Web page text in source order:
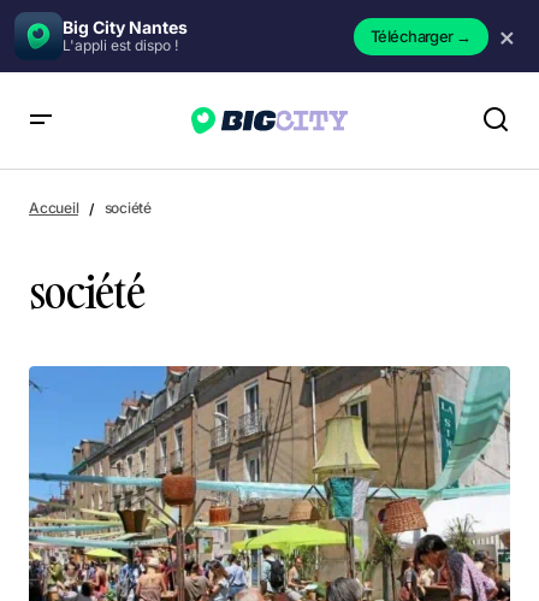
Big City Nantes
L'appli est dispo ! Télécharger→ ×
Accueil société
société